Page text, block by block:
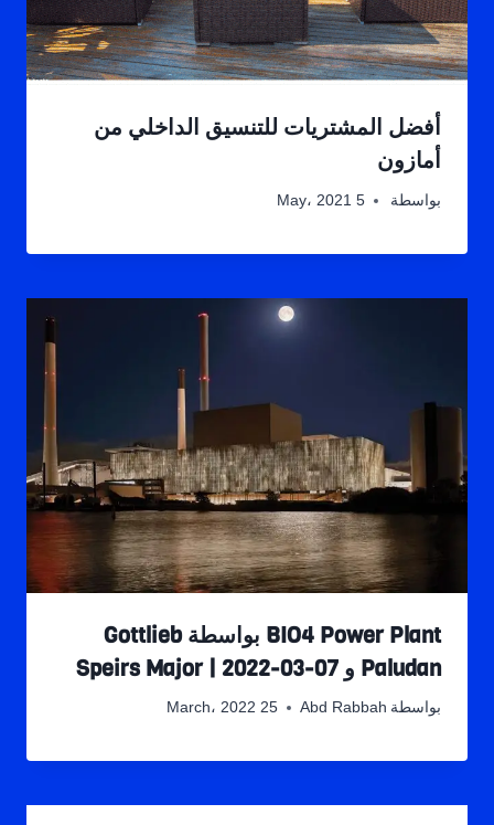
أفضل المشتريات للتنسيق الداخلي من
أمازون
بواسطة 5 May، 2021
BIO4 Power Plant بواسطة Gottlieb
Paludan و Speirs Major | 2022-03-07
بواسطة Abd Rabbah 25 March، 2022